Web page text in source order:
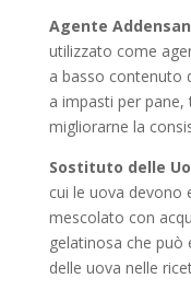
Agente
utilizzato come
a basso contenuto
a impasti per
migliorarne la
Sostituto delle
cui le uova devono
mescolato con
gelatinosa che
delle uova nelle